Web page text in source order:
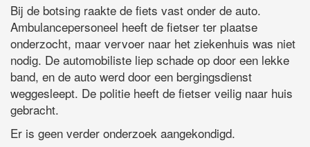
Bij de botsing raakte de fiets vast onder de auto.
Ambulancepersoneel heeft de fietser ter plaatse
onderzocht, maar vervoer naar het ziekenhuis was niet
nodig. De automobiliste liep schade op door een lekke
band, en de auto werd door een bergingsdienst
weggesleept. De politie heeft de fietser veilig naar huis
gebracht.
Er is geen verder onderzoek aangekondigd.